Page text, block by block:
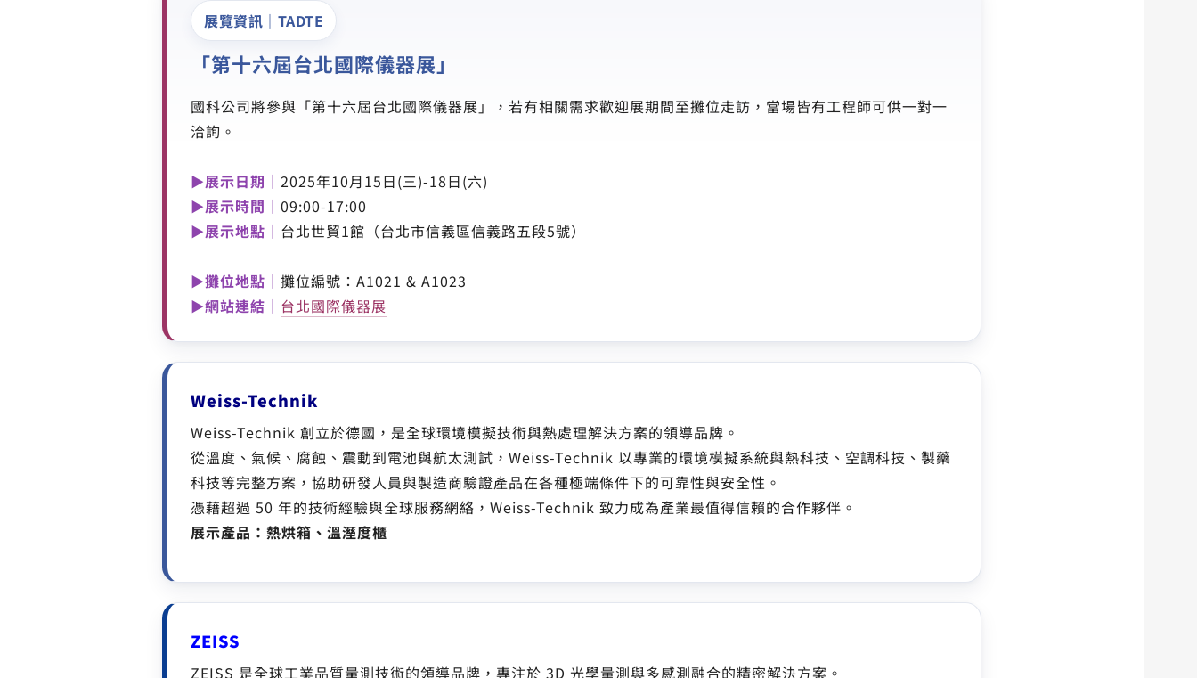
展覽資訊｜TADTE
「第十六屆台北國際儀器展」
國科公司將參與「第十六屆台北國際儀器展」，若有相關需求歡迎展期間至攤位走訪，當場皆有工程師可供一對一
洽詢。
►展示日期｜ 2025年10月15日(三)-18日(六)
►展示時間｜ 09:00-17:00
►展示地點｜ 台北世貿1館（台北市信義區信義路五段5號）
►攤位地點｜ 攤位編號：A1021 & A1023
►網站連結｜ 台北國際儀器展
Weiss-Technik
Weiss-Technik 創立於德國，是全球環境模擬技術與熱處理解決方案的領導品牌。
從溫度、氣候、腐蝕、震動到電池與航太測試，Weiss-Technik 以專業的環境模擬系統與熱科技、空調科技、製藥
科技等完整方案，協助研發人員與製造商驗證產品在各種極端條件下的可靠性與安全性。
憑藉超過 50 年的技術經驗與全球服務網絡，Weiss-Technik 致力成為產業最值得信賴的合作夥伴。
展示產品：熱烘箱、溫溼度櫃
ZEISS
ZEISS 是全球工業品質量測技術的領導品牌，專注於 3D 光學量測與多感測融合的精密解決方案。